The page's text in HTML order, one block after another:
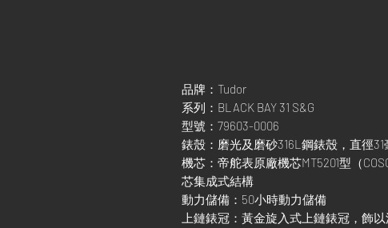
品牌：Tudor
系列：BLACK BAY 31 S&G
型號：79603-0006
錶殼：磨光及磨砂316L鋼錶殼，直徑31
機芯：帝舵表原廠機芯MT5201型（
芯集成式結構
動力儲備：50小時動力儲備
上鏈錶冠：黃金旋入式上鏈錶冠，飾